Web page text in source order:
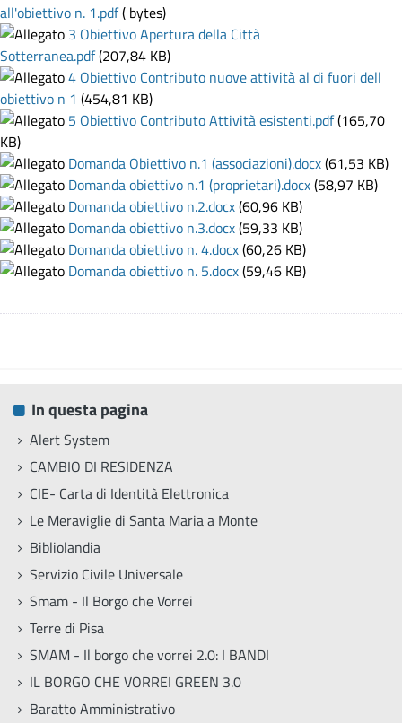
all'obiettivo n. 1.pdf( bytes)
3 Obiettivo Apertura della Città
Sotterranea.pdf(207,84 KB)
4 Obiettivo Contributo nuove attività al di fuori dell
obiettivo n 1 (454,81 KB)
5 Obiettivo Contributo Attività esistenti.pdf(165,70
KB)
Domanda Obiettivo n.1 (associazioni).docx(61,53 KB)
Domanda obiettivo n.1 (proprietari).docx(58,97 KB)
Domanda obiettivo n.2.docx(60,96 KB)
Domanda obiettivo n.3.docx(59,33 KB)
Domanda obiettivo n. 4.docx(60,26 KB)
Domanda obiettivo n. 5.docx(59,46 KB)
In questa pagina
Alert System
CAMBIO DI RESIDENZA
CIE- Carta di Identità Elettronica
Le Meraviglie di Santa Maria a Monte
Bibliolandia
Servizio Civile Universale
Smam - Il Borgo che Vorrei
Terre di Pisa
SMAM - Il borgo che vorrei 2.0: I BANDI
IL BORGO CHE VORREI GREEN 3.0
Baratto Amministrativo